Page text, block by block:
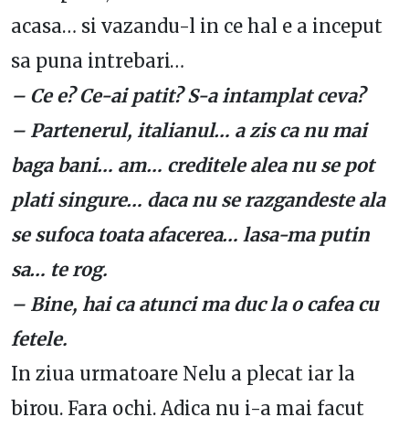
acasa… si vazandu-l in ce hal e a inceput
sa puna intrebari…
– Ce e? Ce-ai patit? S-a intamplat ceva?
– Partenerul, italianul… a zis ca nu mai
baga bani… am… creditele alea nu se pot
plati singure… daca nu se razgandeste ala
se sufoca toata afacerea… lasa-ma putin
sa… te rog.
– Bine, hai ca atunci ma duc la o cafea cu
fetele.
In ziua urmatoare Nelu a plecat iar la
birou. Fara ochi. Adica nu i-a mai facut